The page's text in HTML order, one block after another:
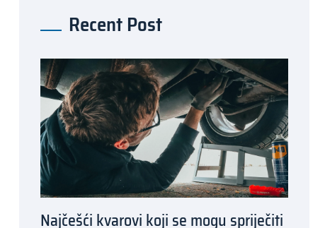
Recent Post
Najčešći kvarovi koji se mogu spriječiti